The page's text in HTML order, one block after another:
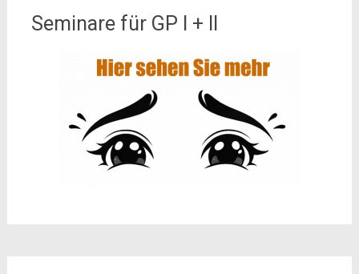
Seminare für GP I + II